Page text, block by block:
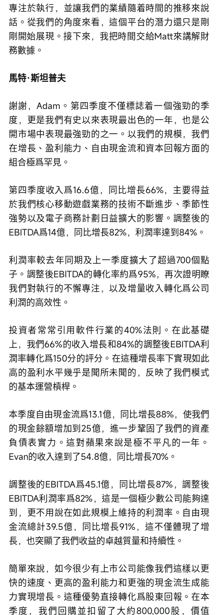
專注於執行，並讓我們的業績隨着時間的推移來說
話。從我們的角度來看，這個平台的潛力還只是剛
剛開始展現。接下來，我把時間交給Matt來講解財
務數據。
馬特·斯坦普夫
謝謝，Adam。第四季度不僅標誌着一個強勁的季
度，更是我們有史以來表現最出色的一年，也是公
開市場中表現最強勁的之一。以我們的規模，我們
在增長、盈利能力、自由現金流和資本回報方面的
組合極爲罕見。
第四季度收入爲16.6億，同比增長66%，主要得益
於我們核心移動遊戲業務的技術不斷進步、季節性
強勢以及電子商務計劃日益擴大的影響。調整後的
EBITDA爲14億，同比增長82%，利潤率達到84%。
利潤率較去年同期及上一季度擴大了超過700個點
子。調整後EBITDA的轉化率約爲95%，再次證明瞭
我們對執行的不懈專注，以及增量收入轉化爲公司
利潤的高效性。
投資者常常引用軟件行業的40%法則。在此基礎
上，我們66%的收入增長和84%的調整後EBITDA利
潤率轉化爲150分的評分。在這種增長率下實現如此
高的盈利水平幾乎是聞所未聞的，反映了我們模式
的基本運營槓桿。
本季度自由現金流爲13.1億，同比增長88%，使我們
的現金餘額增加到25億，進一步鞏固了我們的資產
負債表實力。這對蘋果來說是極不平凡的一年。
Evan的收入達到了54.8億，同比增長70%。
調整後的EBITDA爲45.1億，同比增長87%，調整後
EBITDA利潤率爲82%，這是一個極少數公司能夠達
到，更不用說在如此規模上維持的利潤率。自由現
金流總計39.5億，同比增長91%，這不僅體現了增
長，也突顯了我們收益的卓越質量和持續性。
簡單來說，如今很少有上市公司能像我們這樣以更
快的速度、更高的盈利能力和更強的現金流生成能
力實現增長。這種優勢直接轉化爲股東回報。在本
季度，我們回購並扣留了大約800,000股，價值